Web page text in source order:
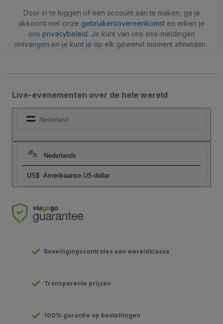
Door in te loggen of een account aan te maken, ga je
akkoord met onze gebruikersovereenkomst en erken je
ons privacybeleid. Je kunt van ons sms-meldingen
ontvangen en je kunt je op elk gewenst moment afmelden.
Live-evenementen over de hele wereld
Nederland
Nederlands
US$ Amerikaanse US-dollar
Beveiligingscontroles van wereldklasse
Transparente prijzen
100% garantie op bestellingen